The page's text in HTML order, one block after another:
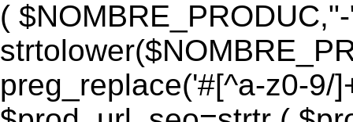
(
preg_replace('#[^a-z0-9/